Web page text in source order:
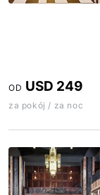
OD USD 249
za pokój / za noc